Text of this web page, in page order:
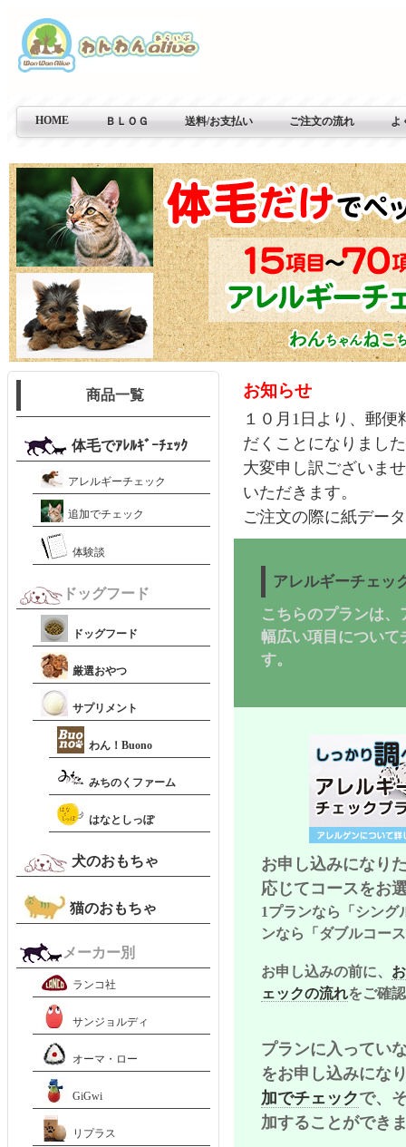
HOME ＢＬＯＧ 送料/お支払い ご注文の流れ よ
お知らせ
１０月1日より、郵
だくことになりまし
大変申し訳ございま
いただきます。
ご注文の際に紙デー
アレルギーチェッ
こちらのプランは
幅広い項目について
す。
お申し込みになり
応じてコースをお
1プランなら「シング
ンなら「ダブルコー
お申し込みの前に、
ェックの流れをご確
プランに入ってい
をお申し込みにな
加でチェックで、
加することができ
商品一覧
体毛でｱﾚﾙｷﾞｰﾁｪｯｸ
アレルギーチェック
追加でチェック
体験談
ドッグフード
ドッグフード
厳選おやつ
サプリメント
わん！Buono
みちのくファーム
はなとしっぽ
犬のおもちゃ
猫のおもちゃ
メーカー別
ランコ社
サンジョルディ
オーマ・ロー
GiGwi
リプラス